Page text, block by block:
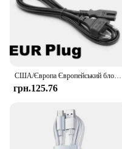
США/Європа Європейський блок живлення C7 TO C8 Подовжувач Кабель 2-контактний 2 розетки Шнур IEC 320 IEC320 C7
грн.125.76